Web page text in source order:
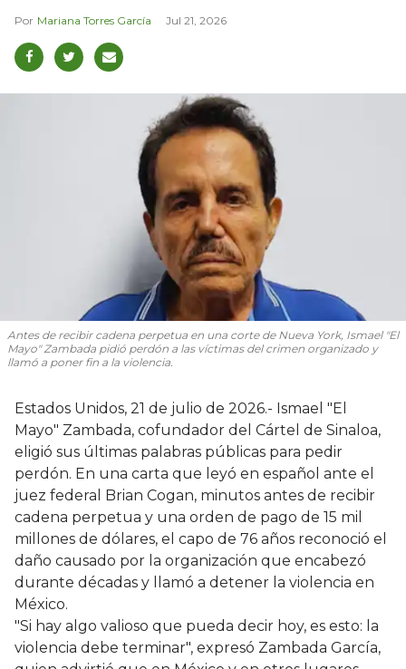
Mariana Torres García Jul 21, 2026
Antes de recibir cadena perpetua en una corte de Nueva York, Ismael "El
Mayo" Zambada pidió perdón a las víctimas del crimen organizado y
llamó a poner fin a la violencia.
Estados Unidos, 21 de julio de 2026.- Ismael "El
Mayo" Zambada, cofundador del Cártel de Sinaloa,
eligió sus últimas palabras públicas para pedir
perdón. En una carta que leyó en español ante el
juez federal Brian Cogan, minutos antes de recibir
cadena perpetua y una orden de pago de 15 mil
millones de dólares, el capo de 76 años reconoció el
daño causado por la organización que encabezó
durante décadas y llamó a detener la violencia en
México.
"Si hay algo valioso que pueda decir hoy, es esto: la
violencia debe terminar", expresó Zambada García,